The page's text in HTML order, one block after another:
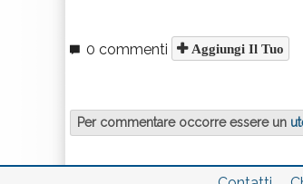
0 commenti Aggiungi Il Tuo
Per commentare occorre essere un